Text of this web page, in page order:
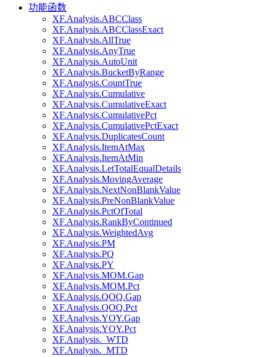
功能函数
XF.Analysis.ABCClass
XF.Analysis.ABCClassExact
XF.Analysis.AllTrue
XF.Analysis.AnyTrue
XF.Analysis.AutoUnit
XF.Analysis.BucketByRange
XF.Analysis.CountTrue
XF.Analysis.Cumulative
XF.Analysis.CumulativeExact
XF.Analysis.CumulativePct
XF.Analysis.CumulativePctExact
XF.Analysis.DuplicatesCount
XF.Analysis.ItemAtMax
XF.Analysis.ItemAtMin
XF.Analysis.LetTotalEqualDetails
XF.Analysis.MovingAverage
XF.Analysis.NextNonBlankValue
XF.Analysis.PreNonBlankValue
XF.Analysis.PctOfTotal
XF.Analysis.RankByContinued
XF.Analysis.WeightedAvg
XF.Analysis.PM
XF.Analysis.PQ
XF.Analysis.PY
XF.Analysis.MOM.Gap
XF.Analysis.MOM.Pct
XF.Analysis.QOQ.Gap
XF.Analysis.QOQ.Pct
XF.Analysis.YOY.Gap
XF.Analysis.YOY.Pct
XF.Analysis._WTD
XF.Analysis._MTD